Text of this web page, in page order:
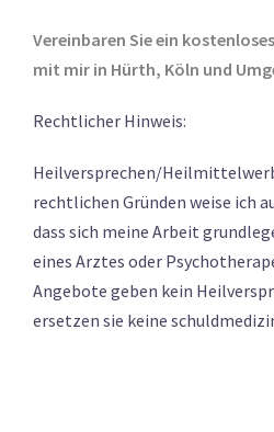
Vereinbaren Sie ein
mit mir in Hürth, Köln und
Rechtlicher Hinweis:
Heilversprechen/
rechtlichen Gründen weise ich
dass sich meine Arbeit
eines Arztes oder
Angebote geben kein
ersetzen sie keine